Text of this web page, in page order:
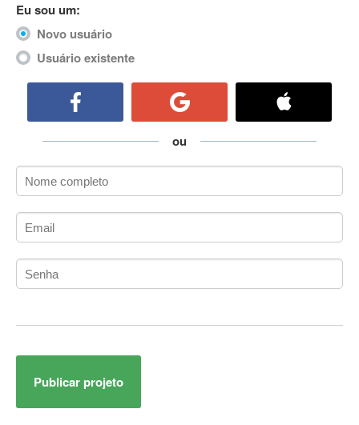
ActionScript
ActionScript 3
Active Directory
ActiveX Data Objects (ADO)
ADK
Administração Acadêmica
Administração de Artistas e Repertórios
Administração de Banco de Dados
Administração de Redes
Administrador de Sistemas
Adobe After Effects
Adobe AIR
Eu sou um:
Novo usuário
Usuário existente
ou
Publicar projeto